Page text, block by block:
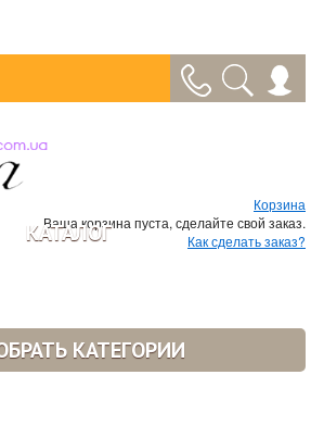
Корзина
Ваша корзина пуста, сделайте свой заказ.
Как сделать заказ?
КАТАЛОГ
КАТЕГОРИИ